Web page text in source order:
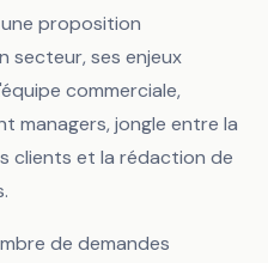
proposition
secteur, ses enjeux
commerciale,
managers, jongle entre la
clients et la rédaction de
de demandes